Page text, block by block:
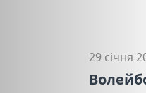
29 січня